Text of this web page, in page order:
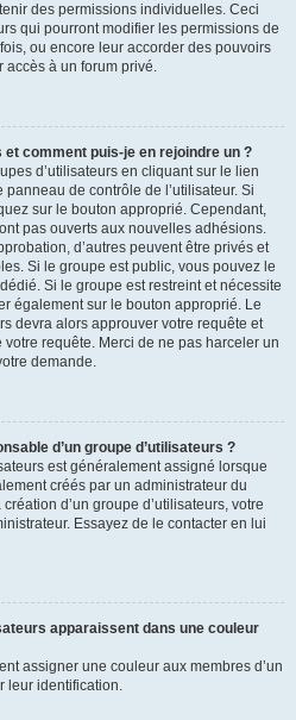
des permissions individuelles. Ceci
qui pourront modifier les permissions de
ou encore leur accorder des pouvoirs
à un forum privé.
comment puis-je en rejoindre un ?
d’utilisateurs en cliquant sur le lien
de contrôle de l’utilisateur. Si
sur le bouton approprié. Cependant,
pas ouverts aux nouvelles adhésions.
d’autres peuvent être privés et
Si le groupe est public, vous pouvez le
Si le groupe est restreint et nécessite
également sur le bouton approprié. Le
devra alors approuver votre requête et
requête. Merci de ne pas harceler un
demande.
d’un groupe d’utilisateurs ?
est généralement assigné lorsque
créés par un administrateur du
d’un groupe d’utilisateurs, votre
Essayez de le contacter en lui
apparaissent dans une couleur
assigner une couleur aux membres d’un
leur identification.